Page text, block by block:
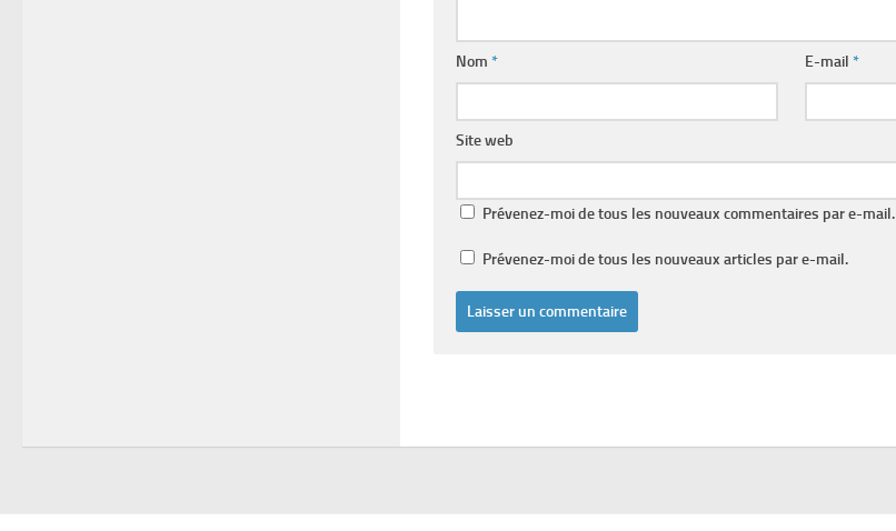
Nom * E-mail*
Site web
Prévenez-moi de tous les nouveaux commentaires par e-mail.
Prévenez-moi de tous les nouveaux articles par e-mail.